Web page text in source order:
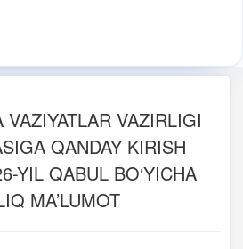
VAZIYATLAR VAZIRLIGI
QANDAY KIRISH
YIL QABUL BO‘YICHA
MA’LUMOT